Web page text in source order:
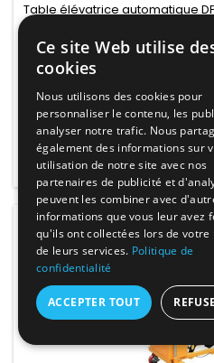
Table élévatrice automatique
mobiles électriques de la
utilisées dans des
certificats et répondre à
Prix
2
2 041,20
Ajouter
En
Ce site Web utilise
cookies
Nous utilisons des cookies pour
personnaliser le contenu, les
analyser notre trafic. Nous
également des informations sur
utilisation de notre site avec nos
partenaires de publicité et
peuvent les combiner avec
informations que vous leur avez
qu'ils ont collectées lors de
de leurs services. Politique de
confidentialité
ACCEPTER TOUT